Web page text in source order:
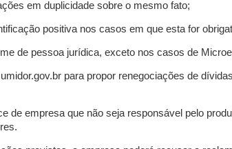
em duplicidade sobre o mesmo fato;
positiva nos casos em que esta for
de pessoa jurídica, exceto nos casos de
para propor renegociações de
de empresa que não seja responsável pelo